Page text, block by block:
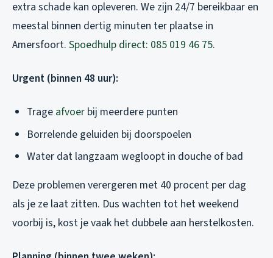
extra schade kan opleveren. We zijn 24/7 bereikbaar en
meestal binnen dertig minuten ter plaatse in
Amersfoort. Spoedhulp direct: 085 019 46 75.
Urgent (binnen 48 uur):
Trage afvoer bij meerdere punten
Borrelende geluiden bij doorspoelen
Water dat langzaam wegloopt in douche of bad
Deze problemen verergeren met 40 procent per dag
als je ze laat zitten. Dus wachten tot het weekend
voorbij is, kost je vaak het dubbele aan herstelkosten.